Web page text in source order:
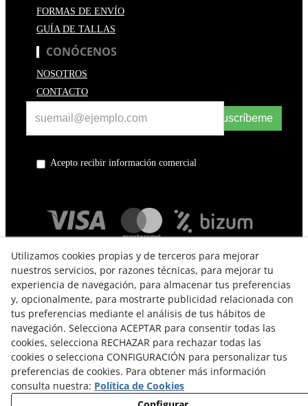
FORMAS DE ENVÍO
GUÍA DE TALLAS
CONÓCENOS
NOSOTROS
CONTACTO
Suscríbeme
Acepto recibir información comercial
TÉRMINOS Y CONDICIONES DE USO
POLÍTICA DE PRIVACIDAD
POLÍTICA DE COOKIES
Utilizamos cookies propias y de terceros para mejorar
nuestros servicios, por razones técnicas, para mejorar tu
experiencia de navegación, para almacenar tus preferencias
y, opcionalmente, para mostrarte publicidad relacionada con
tus preferencias mediante el análisis de tus hábitos de
navegación. Selecciona ACEPTAR para consentir todas las
cookies, selecciona RECHAZAR para rechazar todas las
cookies o selecciona CONFIGURACIÓN para personalizar tus
preferencias de cookies. Para obtener más información
consulta nuestra: Política de Cookies